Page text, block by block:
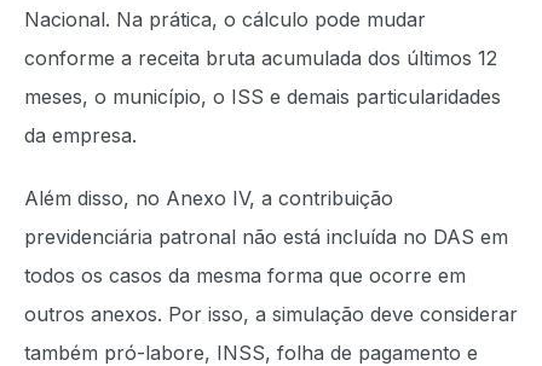
Nacional. Na prática, o cálculo pode mudar
conforme a receita bruta acumulada dos últimos 12
meses, o município, o ISS e demais particularidades
da empresa.
Além disso, no Anexo IV, a contribuição
previdenciária patronal não está incluída no DAS em
todos os casos da mesma forma que ocorre em
outros anexos. Por isso, a simulação deve considerar
também pró-labore, INSS, folha de pagamento e